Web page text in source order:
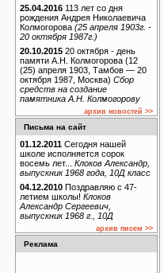
25.04.2016 113 лет со дня
рождения Андрея Николаевича
Колмогорова (25 апреля 1903г. -
20 октября 1987г.)
20.10.2015 20 октября - день
памяти А.Н. Колмогорова (12
(25) апреля 1903, Тамбов — 20
октября 1987, Москва) Сбор
средств на создание
памятника А.Н. Колмогорову
архив новостей >>
Письма на сайт
01.12.2011 Сегодня нашей
школе исполняется сорок
восемь лет... Клоков Александр,
выпускник 1968 года, 10Д класс
04.12.2010 Поздравляю с 47-
летием школы! Клоков
Александр Сергеевич,
выпускник 1968 г., 10Д
архив писем >>
Реклама